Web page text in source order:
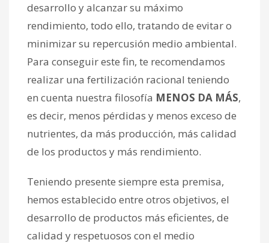
desarrollo y alcanzar su máximo
rendimiento, todo ello, tratando de evitar o
minimizar su repercusión medio ambiental.
Para conseguir este fin, te recomendamos
realizar una fertilización racional teniendo
en cuenta nuestra filosofía MENOS DA MÁS,
es decir, menos pérdidas y menos exceso de
nutrientes, da más producción, más calidad
de los productos y más rendimiento.
Teniendo presente siempre esta premisa,
hemos establecido entre otros objetivos, el
desarrollo de productos más eficientes, de
calidad y respetuosos con el medio